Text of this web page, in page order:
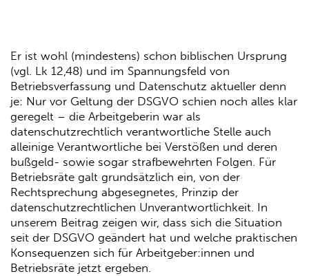
Er ist wohl (mindestens) schon biblischen Ursprung
(vgl. Lk 12,48) und im Spannungsfeld von
Betriebsverfassung und Datenschutz aktueller denn
je: Nur vor Geltung der DSGVO schien noch alles klar
geregelt – die Arbeitgeberin war als
datenschutzrechtlich verantwortliche Stelle auch
alleinige Verantwortliche bei Verstößen und deren
bußgeld- sowie sogar strafbewehrten Folgen. Für
Betriebsräte galt grundsätzlich ein, von der
Rechtsprechung abgesegnetes, Prinzip der
datenschutzrechtlichen Unverantwortlichkeit. In
unserem Beitrag zeigen wir, dass sich die Situation
seit der DSGVO geändert hat und welche praktischen
Konsequenzen sich für Arbeitgeber:innen und
Betriebsräte jetzt ergeben.